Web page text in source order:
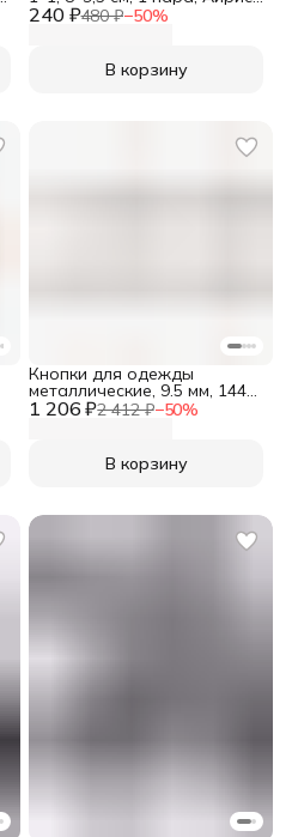
240 ₽480 ₽−50%
молочный
В корзину
1 206 ₽2 412 ₽−50%
Кнопки для одежды
металлические, 9.5 мм, 144
шт, белый матовый, New
В корзину